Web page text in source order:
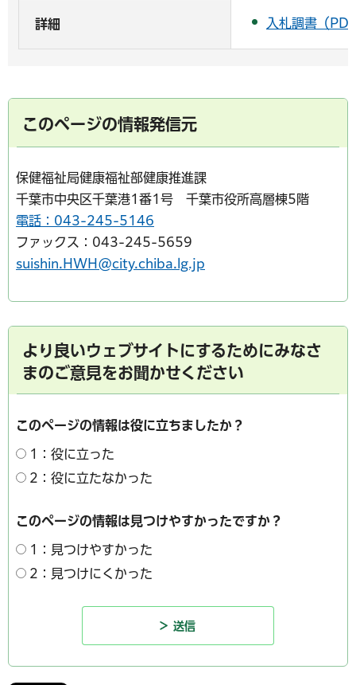
詳細 入札調書（
このページの情報発信元
保健福祉局健康福祉部健康推進課
千葉市中央区千葉港1番1号 千葉市役所高層棟5階
電話：043-245-5146
ファックス：043-245-5659
suishin.HWH@city.chiba.lg.jp
より良いウェブサイトにするためにみなさ
まのご意見をお聞かせください
このページの情報は役に立ちましたか？
1：役に立った
2：役に立たなかった
このページの情報は見つけやすかったですか？
1：見つけやすかった
2：見つけにくかった